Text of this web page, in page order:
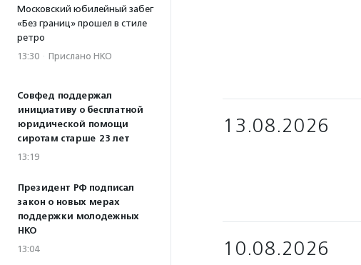
Московский юбилейный забег
«Без границ» прошел в стиле
ретро
13:30 · Прислано НКО
Совфед поддержал
инициативу о бесплатной
юридической помощи
сиротам старше 23 лет
13:19
Президент РФ подписал
закон о новых мерах
поддержки молодежных
НКО
13:04
13.08.2026
10.08.2026